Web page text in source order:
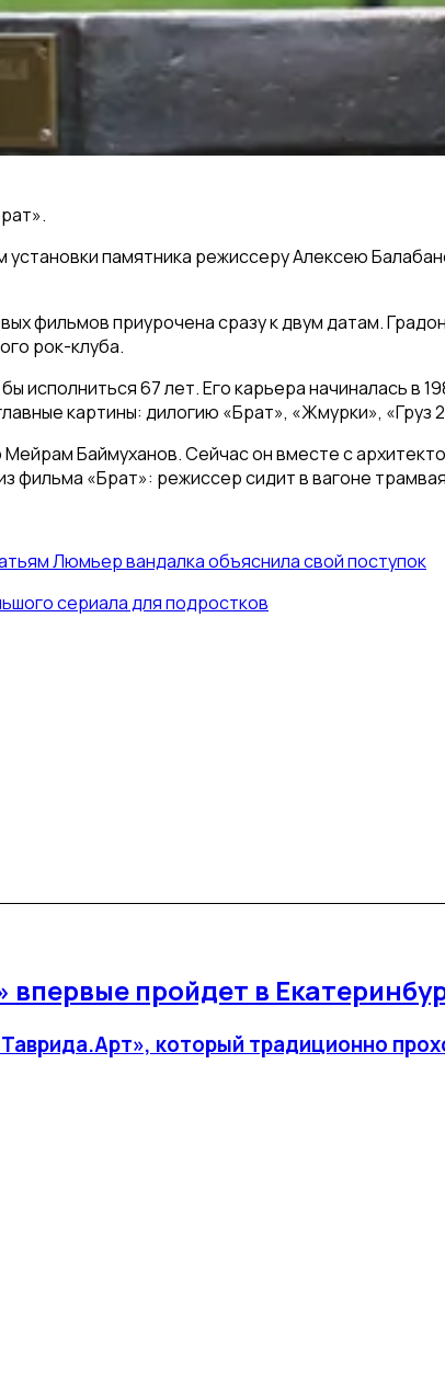
памятника режиссеру Алексею
фильмов приурочена сразу к двум датам.
рок-клуба.
исполниться 67 лет. Его карьера начиналась
картины: дилогию «Брат», «Жмурки», «Груз
Баймуханов. Сейчас он вместе с
фильма «Брат»: режиссер сидит в вагоне
Люмьер вандалка объяснила свой поступок
сериала для подростков
пройдет в
который традиционно